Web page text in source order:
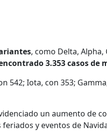
, como Delta,
3.353 casos
542; Iota, con 353;
un aumento de
y eventos de